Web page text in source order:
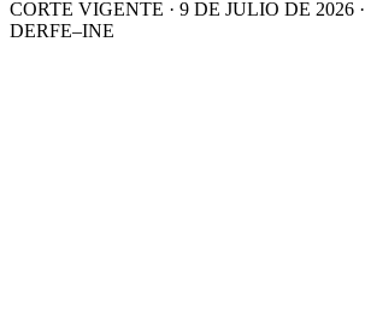
CORTE VIGENTE · 9 DE JULIO DE 2026 ·
DERFE–INE